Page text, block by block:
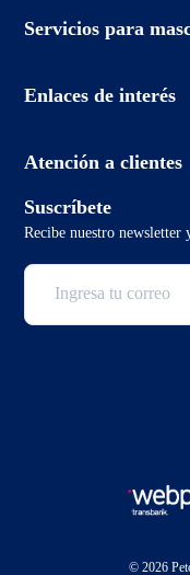
Promociones
Servicios para
Grooming Salon
Aprendiendo de
Enlaces de interés
Políticas de devolución
Términos y condiciones
Atención a clientes
Lunes a domingo de
2 3321 6799
sclientes@petco.cl
Suscríbete
Recibe nuestro newsletter
© 2026